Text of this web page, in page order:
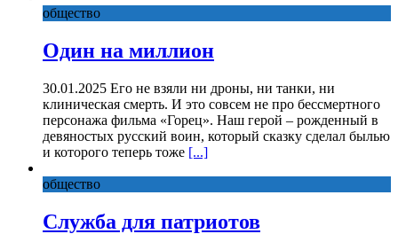
общество
Один на миллион
30.01.2025 Его не взяли ни дроны, ни танки, ни
клиническая смерть. И это совсем не про бессмертного
персонажа фильма «Горец». Наш герой – рожденный в
девяностых русский воин, который сказку сделал былью
и которого теперь тоже [...]
общество
Служба для патриотов